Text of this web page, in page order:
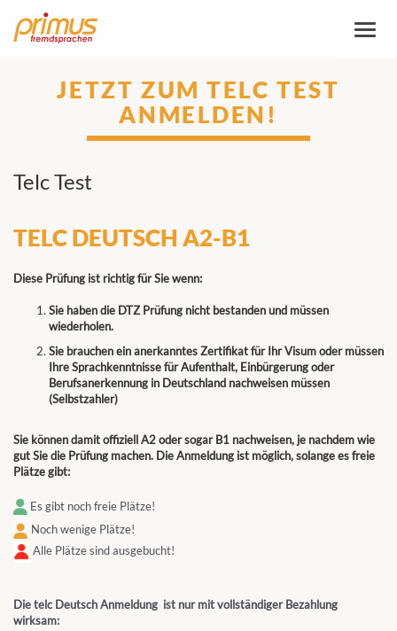
Toggle
JETZT ZUM TELC TEST
ANMELDEN!
Telc Test
TELC DEUTSCH A2-B1
Diese Prüfung ist richtig für Sie wenn:
Sie haben die DTZ Prüfung nicht bestanden und müssen
wiederholen.
Sie brauchen ein anerkanntes Zertifikat für Ihr Visum oder müssen
Ihre Sprachkenntnisse für Aufenthalt, Einbürgerung oder
Berufsanerkennung in Deutschland nachweisen müssen
(Selbstzahler)
Sie können damit offiziell A2 oder sogar B1 nachweisen, je nachdem wie
gut Sie die Prüfung machen. Die Anmeldung ist möglich, solange es freie
Plätze gibt:
Es gibt noch freie Plätze!
Noch wenige Plätze!
Alle Plätze sind ausgebucht!
Die telc Deutsch Anmeldung ist nur mit vollständiger Bezahlung
wirksam: